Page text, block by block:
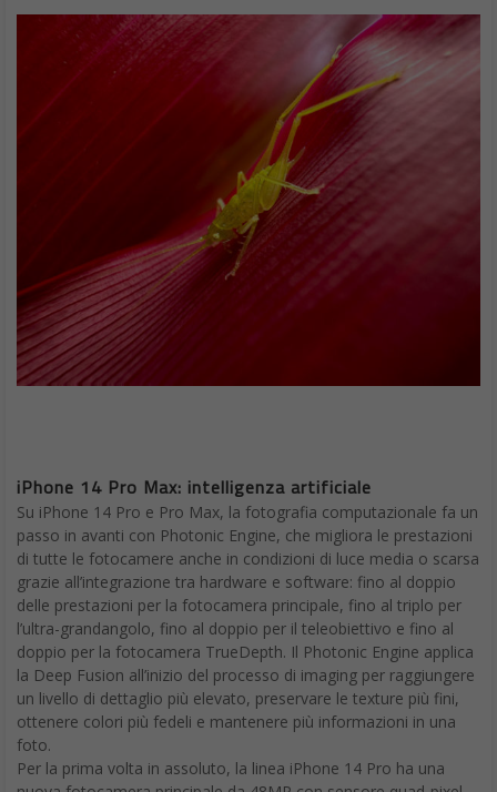
iPhone 14 Pro Max: intelligenza artificiale
Su iPhone 14 Pro e Pro Max, la fotografia computazionale fa un
passo in avanti con Photonic Engine, che migliora le prestazioni
di tutte le fotocamere anche in condizioni di luce media o scarsa
grazie all’integrazione tra hardware e software: fino al doppio
delle prestazioni per la fotocamera principale, fino al triplo per
l’ultra-grandangolo, fino al doppio per il teleobiettivo e fino al
doppio per la fotocamera TrueDepth. Il Photonic Engine applica
la Deep Fusion all’inizio del processo di imaging per raggiungere
un livello di dettaglio più elevato, preservare le texture più fini,
ottenere colori più fedeli e mantenere più informazioni in una
foto.
Per la prima volta in assoluto, la linea iPhone 14 Pro ha una